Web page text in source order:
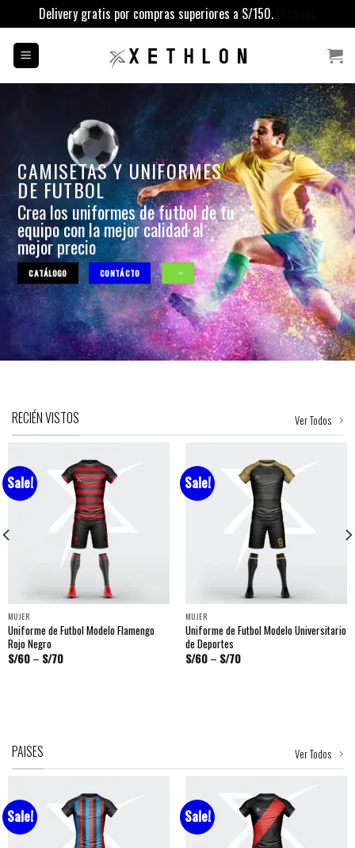
Delivery gratis por compras superiores a S/150.
CAMISETAS Y UNIFORMES
DE FUTBOL
Crea los uniformes de futbol de tu
equipo con la mejor calidad al
mejor precio
CATÁLOGO CONTÁCTO
RECIÉN VISTOS Ver Todos
Sale!
MUJER
Uniforme de Futbol Modelo Flamengo
Rojo Negro
S/60– S/70
Sale!
MUJER
Uniforme de Futbol Modelo Universitario
de Deportes
S/60– S/70
PAISES Ver Todos
Sale! Sale!